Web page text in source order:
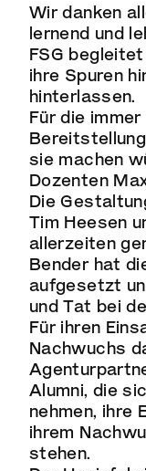
Wir danken
lernend und
FSG
ihre Spuren
hinterlassen.
Für die
sie machen
Dozenten
Die
Tim Heesen
allerzeiten
Bender hat
aufgesetzt
und Tat bei
Für ihren
Nachwuchs
Alumni, die
nehmen, ihre
ihrem
stehen.